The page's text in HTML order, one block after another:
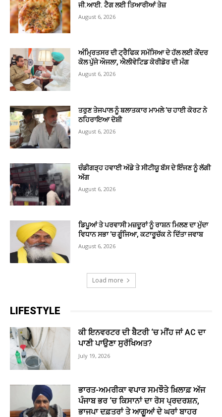
ਜੀ.ਆਈ. ਟੈਗ ਲਈ ਤਿਆਰੀਆਂ ਤੇਜ਼
August 6, 2026
ਅੰਮ੍ਰਿਤਸਰ ਦੀ ਟ੍ਰੈਫਿਕ ਸਮੱਸਿਆ ਦੇ ਹੱਲ ਲਈ ਕੇਂਦਰ
ਕੋਲ ਪੁੱਜੇ ਔਜਲਾ, ਐਲੀਵੇਟਿਡ ਕੋਰੀਡੋਰ ਦੀ ਮੰਗ
August 6, 2026
ਤਰੁਣ ਤੇਜਪਾਲ ਨੂੰ ਬਲਾਤਕਾਰ ਮਾਮਲੇ ’ਚ ਹਾਈ ਕੋਰਟ ਨੇ
ਠਹਿਰਾਇਆ ਦੋਸ਼ੀ
August 6, 2026
ਚੰਡੀਗੜ੍ਹ ਹਵਾਈ ਅੱਡੇ ਤੇ ਸੀਟੀਯੂ ਬੱਸ ਦੇ ਇੰਜਣ ਨੂੰ ਲੱਗੀ
ਅੱਗ
August 6, 2026
ਡਿਪੂਆਂ ਤੇ ਪਰਵਾਸੀ ਮਜ਼ਦੂਰਾਂ ਨੂੰ ਰਾਸ਼ਨ ਮਿਲਣ ਦਾ ਮੁੱਦਾ
ਵਿਧਾਨ ਸਭਾ ’ਚ ਗੂੰਜਿਆ, ਕਟਾਰੂਚੱਕ ਨੇ ਦਿੱਤਾ ਜਵਾਬ
August 6, 2026
Load more
LIFESTYLE
ਕੀ ਇਨਵਰਟਰ ਦੀ ਬੈਟਰੀ ‘ਚ ਮੀਂਹ ਜਾਂ AC ਦਾ
ਪਾਣੀ ਪਾਉਣਾ ਸੁਰੱਖਿਅਤ?
July 19, 2026
ਭਾਰਤ-ਅਮਰੀਕਾ ਵਪਾਰ ਸਮਝੌਤੇ ਖ਼ਿਲਾਫ਼ ਅੱਜ
ਪੰਜਾਬ ਭਰ ‘ਚ ਕਿਸਾਨਾਂ ਦਾ ਰੋਸ ਪ੍ਰਦਰਸ਼ਨ,
ਭਾਜਪਾ ਦਫ਼ਤਰਾਂ ਤੇ ਆਗੂਆਂ ਦੇ ਘਰਾਂ ਬਾਹਰ